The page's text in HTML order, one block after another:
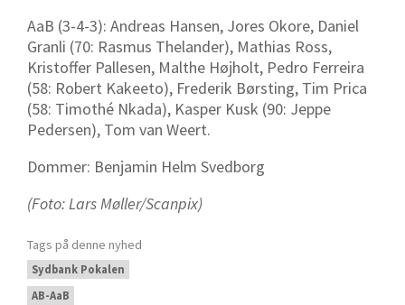
AaB (3-4-3): Andreas Hansen, Jores Okore, Daniel
Granli (70: Rasmus Thelander), Mathias Ross,
Kristoffer Pallesen, Malthe Højholt, Pedro Ferreira
(58: Robert Kakeeto), Frederik Børsting, Tim Prica
(58: Timothé Nkada), Kasper Kusk (90: Jeppe
Pedersen), Tom van Weert.
Dommer: Benjamin Helm Svedborg
(Foto: Lars Møller/Scanpix)
Tags på denne nyhed
Sydbank Pokalen
AB-AaB